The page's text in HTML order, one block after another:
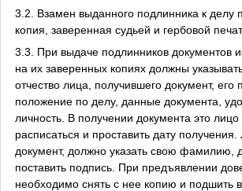
3.2. Взамен выданного подлинника к делу
копия, заверенная судьей и гербовой
3.3. При выдаче подлинников документов
на их заверенных копиях должны
отчество лица, получившего документ, его
положение по делу, данные документа,
личность. В получении документа это
расписаться и проставить дату
документ, должно указать свою фамилию,
поставить подпись. При предъявлении
необходимо снять с нее копию и подшить